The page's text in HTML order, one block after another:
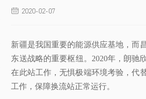
 2020-02-07
新疆是我国重要的能源供应基地，而
东送战略的重要枢纽。2020年，朗驰
在此站工作，无惧极端环境考验，代
工作，保障换流站正常运行。